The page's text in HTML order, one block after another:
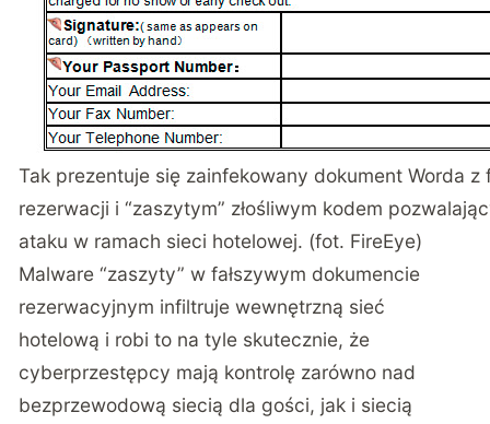
Tak prezentuje się zainfekowany dokument Worda z
rezerwacji i “zaszytym” złośliwym kodem
ataku w ramach sieci hotelowej. (fot. FireEye)
Malware “zaszyty” w fałszywym dokumencie
rezerwacyjnym infiltruje wewnętrzną sieć
hotelową i robi to na tyle skutecznie, że
cyberprzestępcy mają kontrolę zarówno nad
bezprzewodową siecią dla gości, jak i siecią